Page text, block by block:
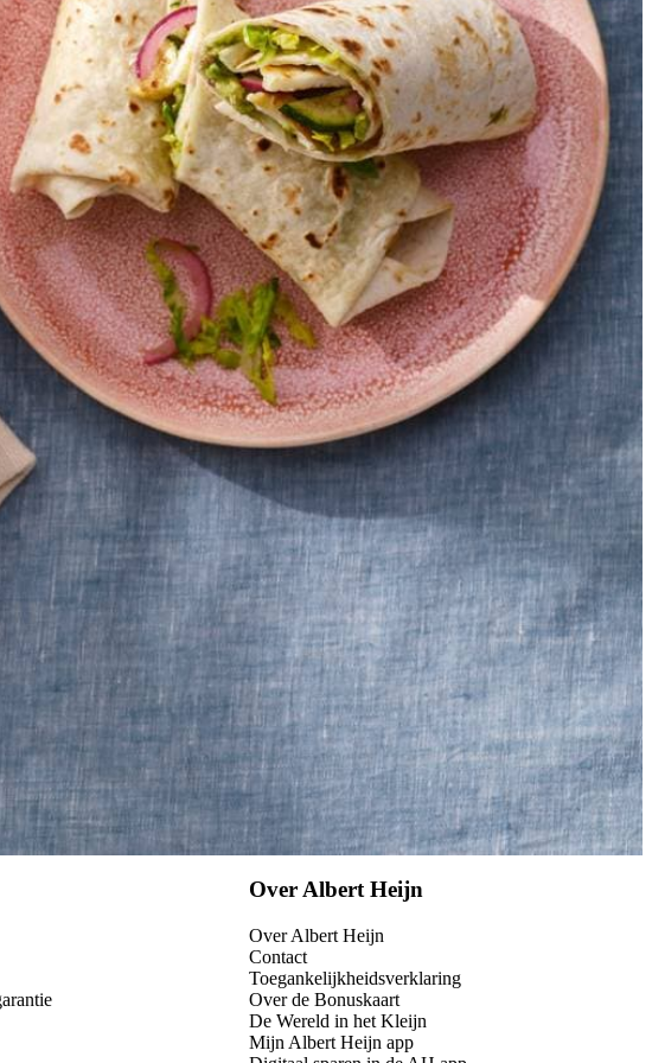
het vruchtvlees met een vork fijn in een kom en breng op smaak met peper en
aan de onderkant een stukje vrij. Besprenkel de wraps met 2 el citroensap (per 4
Halveer schuin en serveer.
Over Albert Heijn
Over Albert Heijn
Contact
Toegankelijkheidsverklaring
Over de Bonuskaart
De Wereld in het Kleijn
Mijn Albert Heijn app